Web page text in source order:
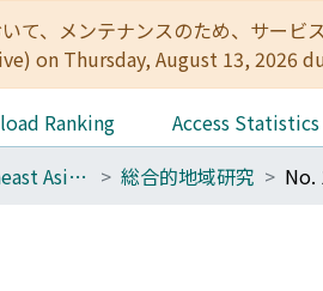
て、メンテナンスのため、サー
on Thursday, August 13, 2026
Ranking Access Statistics
Center for Southeast Asian Studies 総合的地域研究 No.